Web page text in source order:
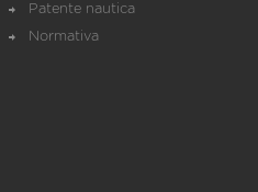
Patente nautica
Normativa